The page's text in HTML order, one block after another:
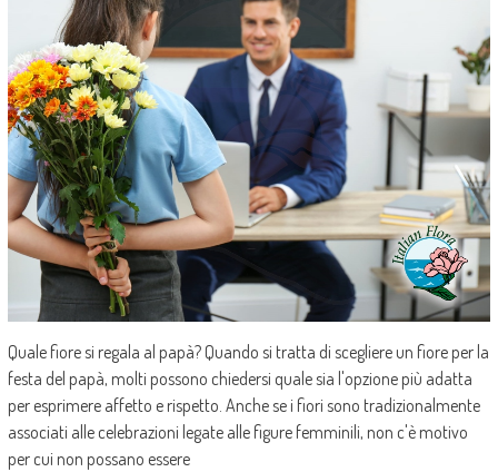
Quale fiore si regala al papà? Quando si tratta di scegliere un fiore per la
festa del papà, molti possono chiedersi quale sia l'opzione più adatta
per esprimere affetto e rispetto. Anche se i fiori sono tradizionalmente
associati alle celebrazioni legate alle figure femminili, non c'è motivo
per cui non possano essere